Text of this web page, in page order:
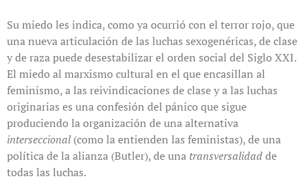
Su miedo les indica, como ya ocurrió con el terror rojo, que
una nueva articulación de las luchas sexogenéricas, de clase
y de raza puede desestabilizar el orden social del Siglo XXI.
El miedo al marxismo cultural en el que encasillan al
feminismo, a las reivindicaciones de clase y a las luchas
originarias es una confesión del pánico que sigue
produciendo la organización de una alternativa
interseccional(como la entienden las feministas), de una
política de la alianza (Butler), de una transversalidadde
todas las luchas.